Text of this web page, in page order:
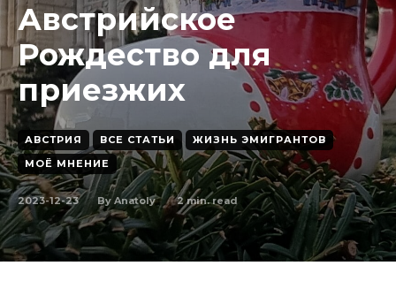
Австрийское
Рождество для
приезжих
АВСТРИЯ ВСЕ СТАТЬИ
ЖИЗНЬ ЭМИГРАНТОВ
МОЁ МНЕНИЕ
2023-12-23 By Anatoly 2 min. read